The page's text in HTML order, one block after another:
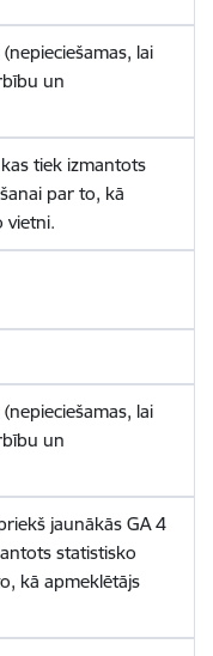
lai
un
tiek izmantots
par to, kā
vietni.
lai
un
jaunākās GA 4
statistisko
kā apmeklētājs